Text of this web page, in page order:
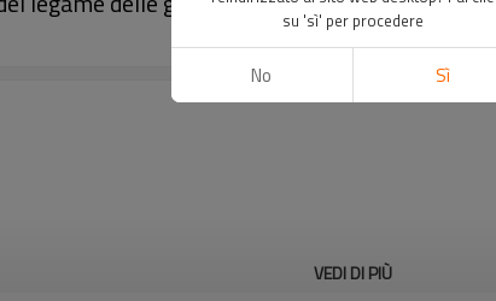
VEDI DI PIÙ
su 'sì' per procedere
No Sì